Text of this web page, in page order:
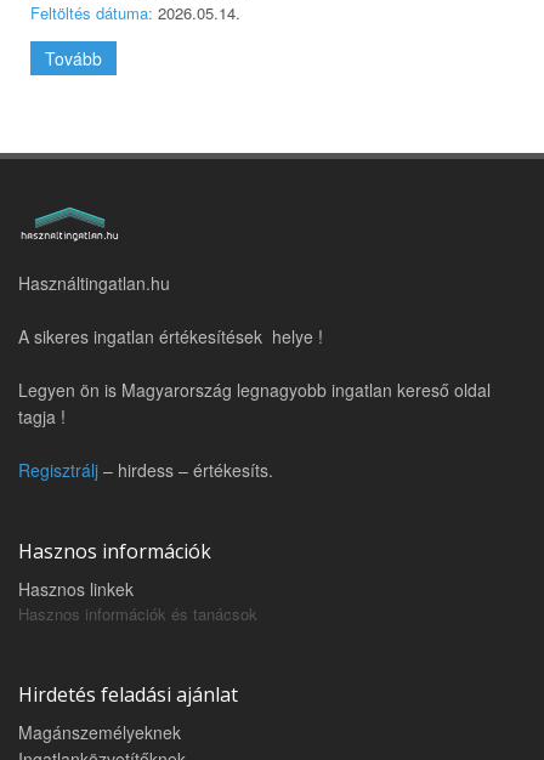
Feltöltés dátuma: 2026.05.14.
Tovább
Használtingatlan.hu
A sikeres ingatlan értékesítések helye !
Legyen ön is Magyarország legnagyobb ingatlan kereső oldal
tagja !
Regisztrálj – hirdess – értékesíts.
Hasznos információk
Hasznos linkek
Hasznos információk és tanácsok
Hirdetés feladási ajánlat
Magánszemélyeknek